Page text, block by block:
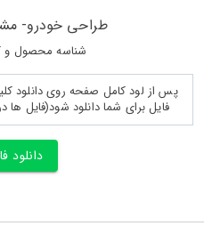
طراحی خودرو-
شناسه محصول و کد
فایل برای شما دانلود شود(فایل ها
دانلود